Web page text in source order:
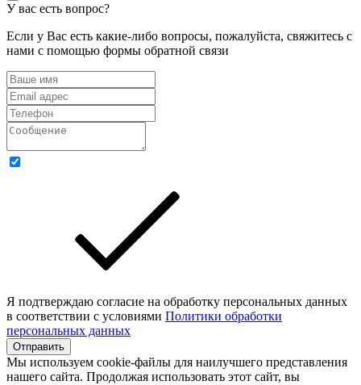
У вас есть вопрос?
Если у Вас есть какие-либо вопросы, пожалуйста, свяжитесь с
нами с помощью формы обратной связи
Я подтверждаю согласие на обработку персональных данных
в соответствии с условиями Политики обработки
персональных данных
Отправить
Мы используем cookie-файлы для наилучшего представления
нашего сайта. Продолжая использовать этот сайт, вы